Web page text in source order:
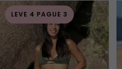
LEVE 4 PAGUE 3